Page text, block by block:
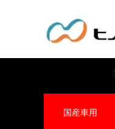
国産車用